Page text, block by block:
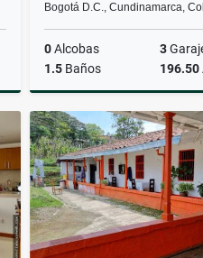
Bogotá D.C., Cundinamarca,
0Alcobas 3
1.5 Baños 196.50
$16.700.000